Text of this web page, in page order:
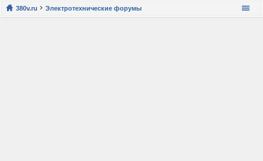
380v.ru Электротехнические форумы